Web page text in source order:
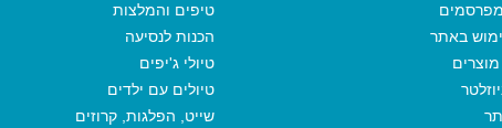
באתר
טיפים והמלצות
הכנות לנסיעה
טיולי ג'יפים
טיולים עם ילדים
שייט, הפלגות, קרוזים